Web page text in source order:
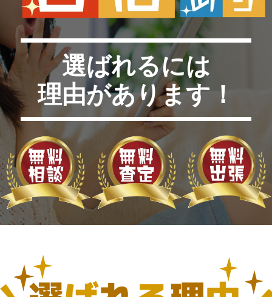
選ばれるには
理由があります！